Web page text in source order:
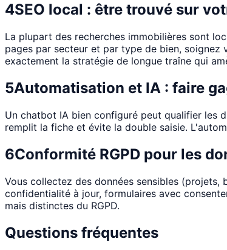
4SEO local : être trouvé sur
La plupart des recherches immobilières sont
pages par secteur et par type de bien, soignez
exactement la stratégie de longue traîne qui
5Automatisation et IA : faire
Un chatbot IA bien configuré peut qualifier les
remplit la fiche et évite la double saisie.
6Conformité RGPD pour les
Vous collectez des données sensibles
confidentialité à jour, formulaires avec
mais distinctes du RGPD.
Questions fréquentes